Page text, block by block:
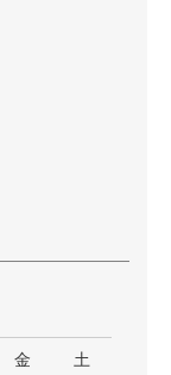
金 土